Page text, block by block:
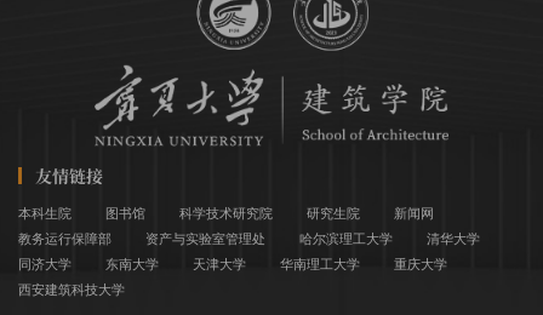
友情链接
本科生院 图书馆 科学技术研究院 研究生院
新闻网
教务运行保障部
资产与实验室管理处 哈尔滨理工大学
清华大学
同济大学
东南大学 天津大学 华南理工大学
重庆大学
西安建筑科技大学